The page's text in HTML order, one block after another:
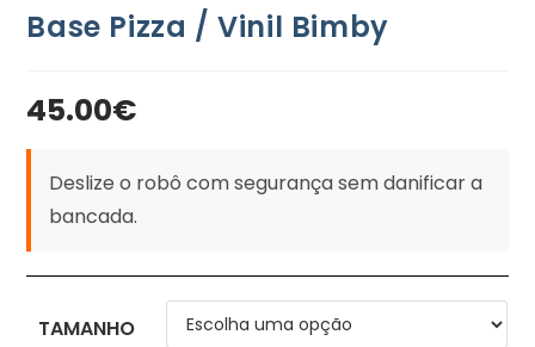
Base Pizza / Vinil Bimby
45.00€
Deslize o robô com segurança sem danificar a
bancada.
TAMANHO